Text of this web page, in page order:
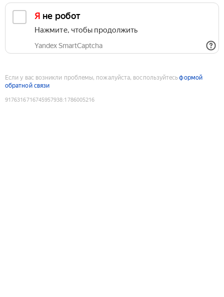
Я не робот
Нажмите, чтобы продолжить
Yandex SmartCaptcha
Если у вас возникли проблемы, пожалуйста, воспользуйтесьформой
обратной связи
9176316716745957938:1786005216